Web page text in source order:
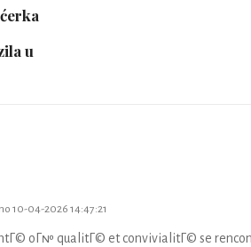
u
10-04-2026 14:47:21
oГ№ qualitГ© et convivialitГ© se